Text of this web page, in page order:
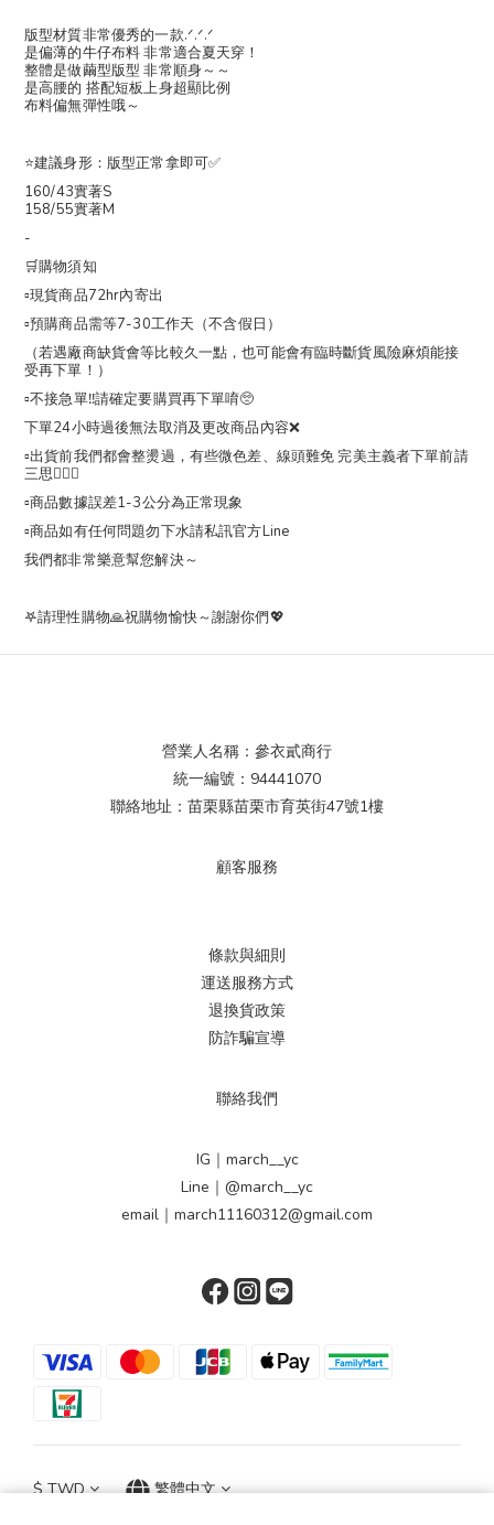
版型材質非常優秀的一款.ᐟ.ᐟ.ᐟ
是偏薄的牛仔布料 非常適合夏天穿！
整體是做繭型版型 非常順身～～
是高腰的 搭配短板上身超顯比例
布料偏無彈性哦～
⭐️建議身形：版型正常拿即可✅
160/43實著S
158/55實著M
-
🛒購物須知
▫️現貨商品72hr內寄出
▫️預購商品需等7-30工作天（不含假日）
（若遇廠商缺貨會等比較久一點，也可能會有臨時斷貨風險麻煩能接
受再下單！）
▫️不接急單‼️請確定要購買再下單唷🥺
下單24小時過後無法取消及更改商品內容❌
▫️出貨前我們都會整燙過，有些微色差、線頭難免 完美主義者下單前請
三思🙇🏻‍♀️
▫️商品數據誤差1-3公分為正常現象
▫️商品如有任何問題勿下水請私訊官方Line
我們都非常樂意幫您解決～
𖤐請理性購物🙏祝購物愉快～謝謝你們💖
營業人名稱：參衣貳商行
統一編號：94441070
聯絡地址：苗栗縣苗栗市育英街47號1樓
顧客服務
條款與細則
運送服務方式
退換貨政策
防詐騙宣導
聯絡我們
IG｜march__yc
Line｜@march__yc
email｜march11160312@gmail.com
$ TWD 繁體中文